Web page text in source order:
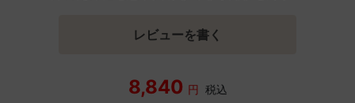
レビューを書く
8,840 円 税込